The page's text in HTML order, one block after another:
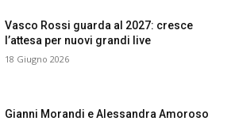
Vasco Rossi guarda al 2027: cresce
l’attesa per nuovi grandi live
18 Giugno 2026
Gianni Morandi e Alessandra Amoroso